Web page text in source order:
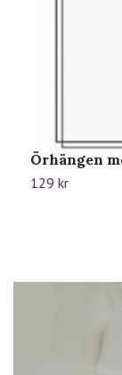
Örhängen
129 kr